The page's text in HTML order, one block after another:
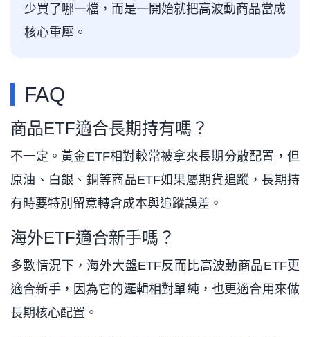
少買了哪一檔，而是一開始就把高波動商品當成
核心重壓。
FAQ
商品ETF適合長期持有嗎？
不一定。黃金ETF相對較常被拿來長期分散配置，但
原油、白銀、銅等商品ETF如果屬期貨追蹤，長期持
有時要特別留意轉倉成本與追蹤誤差。
海外ETF適合新手嗎？
多數情況下，海外大盤ETF反而比高波動商品ETF更
適合新手，因為它的邏輯相對單純，也更適合用來做
長期核心配置。